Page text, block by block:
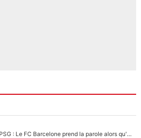
Ferran Torres a dit oui au PSG : Le FC Barcelone prend la parole alors qu'un transfert de l'attaquant espagnol prend forme